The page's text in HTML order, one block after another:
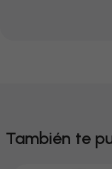
También te